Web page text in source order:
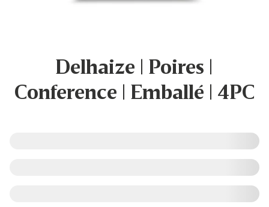
Delhaize | Poires |
Conference | Emballé | 4PC